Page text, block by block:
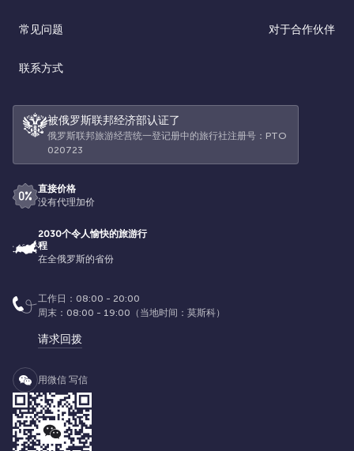
常见问题 对于合作伙伴
联系方式
被俄罗斯联邦经济部认证了
俄罗斯联邦旅游经营统一登记册中的旅行社注册号：РТО
020723
直接价格
没有代理加价
2030个令人愉快的旅游行
程
在全俄罗斯的省份
工作日：08:00 - 20:00
周末：08:00 - 19:00（当地时间：莫斯科）
请求回拨
用微信 写信